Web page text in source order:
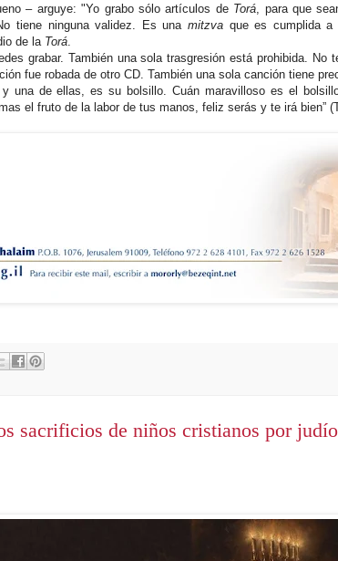
– arguye: "Yo grabo sólo artículos de Torá , para que
tiene ninguna validez. Es una mitzvaque es cumplida a
de la Torá
grabar. También una sola trasgresión está prohibida. No
fue robada de otro CD. También una sola canción tiene
una de ellas, es su bolsillo. Cuán maravilloso es el
el fruto de la labor de tus manos, feliz serás y te irá bien”
sacrificios de niños cristianos por